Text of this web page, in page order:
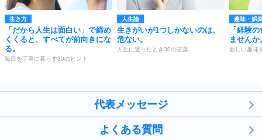
生き方
「だから人生は面白い」で締め
くくると、すべてが前向きにな
る。
毎日を丁寧に暮らす30のヒント
人生論
生きがいが1つしかないのは、
危ない。
人生に迷ったとき30の言葉
趣味・娯
「経験
ませんか
新しい趣味
代表メッセージ
よくある質問